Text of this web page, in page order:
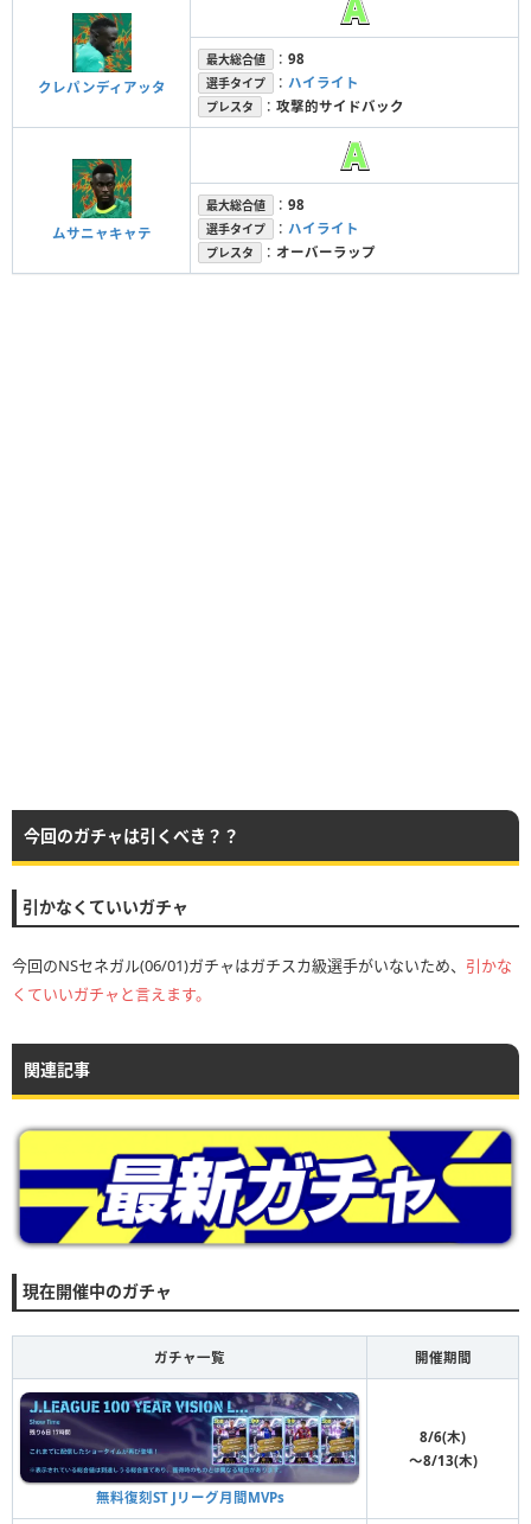
クレパンディアッタ
最大総合値 ： 98
選手タイプ ： ハイライト
プレスタ ： 攻撃的サイドバック
ムサニャキャテ
最大総合値 ： 98
選手タイプ ： ハイライト
プレスタ ： オーバーラップ
今回のガチャは引くべき？？
引かなくていいガチャ
今回のNSセネガル(06/01)ガチャはガチスカ級選手がいないため、 引かな
くていいガチャと言えます。
関連記事
現在開催中のガチャ
ガチャ一覧 開催期間
無料復刻ST Jリーグ月間MVPs
8/6(木)
〜8/13(木)